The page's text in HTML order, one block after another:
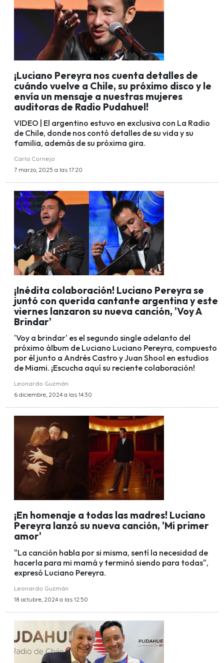
¡Luciano Pereyra nos cuenta detalles de
cuándo vuelve a Chile, su próximo disco y le
envía un mensaje a nuestras mujeres
auditoras de Radio Pudahuel!
VIDEO | El argentino estuvo en exclusiva con La Radio
de Chile, donde nos contó detalles de su vida y su
familia, además de su próxima gira.
Carla Cornejo
7 marzo, 2025 a las 17:20
¡Inédita colaboración! Luciano Pereyra se
juntó con querida cantante argentina y este
viernes lanzaron su nueva canción, 'Voy A
Brindar'
'Voy a brindar' es el segundo single adelanto del
próximo álbum de Luciano Luciano Pereyra, compuesto
por él junto a Andrés Castro y Juan Shool en estudios
de Miami. ¡Escucha aquí su reciente colaboración!
Leonardo Guzmán
6 diciembre, 2024 a las 14:30
¡En homenaje a todas las madres! Luciano
Pereyra lanzó su nueva canción, 'Mi primer
amor'
"La canción habla por si misma, sentí la necesidad de
hacerla para mi mamá y terminó siendo para todas",
expresó Luciano Pereyra.
Leonardo Guzmán
18 octubre, 2024 a las 12:50